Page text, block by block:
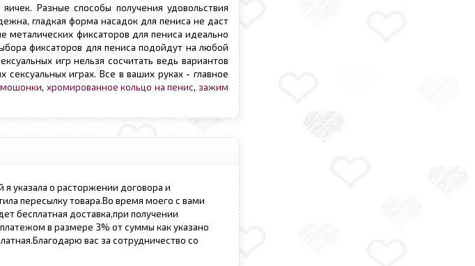
Разные способы получения удовольствия
гладкая форма насадок для пениса не даст
металических фиксаторов для пениса идеально
фиксаторов для пениса подойдут на любой
игр нельзя сосчитать ведь вариантов
играх. Все в ваших руках - главное
мошонки, хромированное кольцо на пенис, зажим
я указала о расторжении договора и
пересылку товара.Во время моего с вами
бесплатная доставка,при получении
в размере 3% от суммы как указано
вас за сотрудничество со